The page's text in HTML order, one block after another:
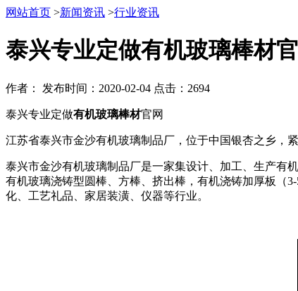
网站首页 >新闻资讯 >行业资讯
泰兴专业定做有机玻璃棒材
作者： 发布时间：2020-02-04 点击：2694
泰兴专业定做有机玻璃棒材官网
江苏省泰兴市金沙有机玻璃制品厂，位于中国银杏之乡，
泰兴市金沙有机玻璃制品厂是一家集设计、加工、生产有
有机玻璃浇铸型圆棒、方棒、挤出棒，有机浇铸加厚板（
化、工艺礼品、家居装潢、仪器等行业。